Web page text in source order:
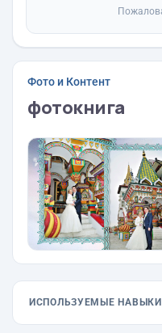
Фото и Контент
фотокнига
ИСПОЛЬЗУЕМЫЕ НАВЫКИ